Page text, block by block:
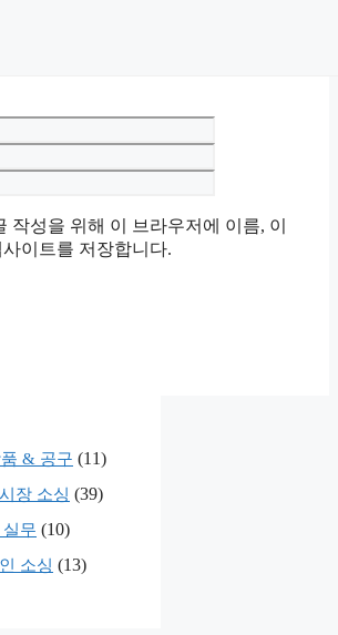
메
일
사
트
작성을 위해 이 브라우저에 이름, 이
이트를 저장합니다.
& 공구 (11)
장 소싱 (39)
무 (10)
소싱 (13)